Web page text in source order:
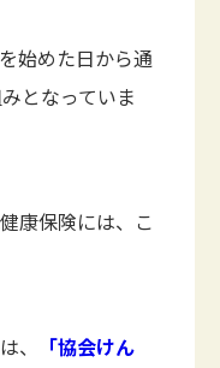
始めた日から通
となっていま
康保険には、こ
、
「協会けん